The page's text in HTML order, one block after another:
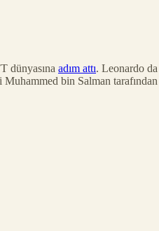
dünyasına adım attı. Leonardo
bin Salman tarafından